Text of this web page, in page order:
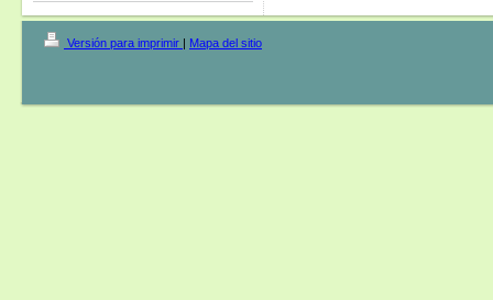
Versión para imprimir | Mapa del sitio